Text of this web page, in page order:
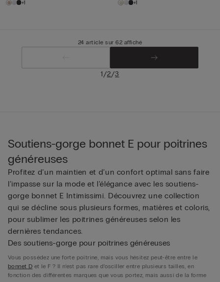
+1 +1
24 article sur 62 affiché
1/2/3
Soutiens-gorge bonnet E pour poitrines
généreuses
Profitez d’un maintien et d’un confort optimal sans faire
l’impasse sur la mode et l’élégance avec les soutiens-
gorge bonnet E Intimissimi. Découvrez une collection
qui se décline sous plusieurs formes, matières et coloris,
pour sublimer les poitrines généreuses selon les
dernières tendances.
Des soutiens-gorge pour poitrines généreuses
Vous possédez une forte poitrine, mais vous hésitez peut-être entre le
bonnet D et le F ? Il n’est pas rare d’osciller entre plusieurs tailles, en
fonction des différentes marques que vous portez, mais aussi de la forme